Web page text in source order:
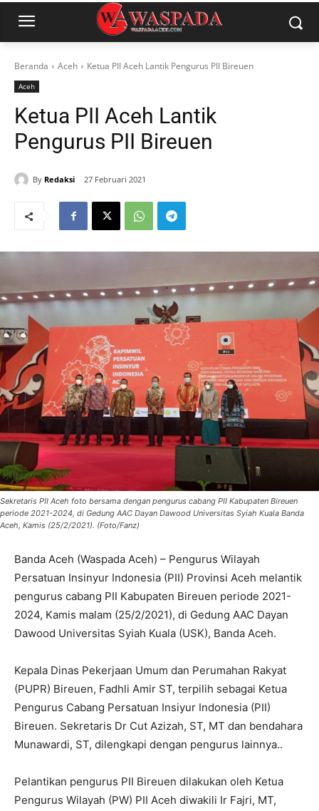
Beranda Aceh Ketua PII Aceh Lantik Pengurus PII Bireuen
Aceh
Ketua PII Aceh Lantik
Pengurus PII Bireuen
By Redaksi 27 Februari 2021
Sekretaris PII Aceh foto bersama dengan pengurus cabang PII Kabupaten Bireuen
periode 2021-2024, di Gedung AAC Dayan Dawood Universitas Syiah Kuala Banda
Aceh, Kamis (25/2/2021). (Foto/Fanz)
Banda Aceh (Waspada Aceh) – Pengurus Wilayah
Persatuan Insinyur Indonesia (PII) Provinsi Aceh melantik
pengurus cabang PII Kabupaten Bireuen periode 2021-
2024, Kamis malam (25/2/2021), di Gedung AAC Dayan
Dawood Universitas Syiah Kuala (USK), Banda Aceh.
Kepala Dinas Pekerjaan Umum dan Perumahan Rakyat
(PUPR) Bireuen, Fadhli Amir ST, terpilih sebagai Ketua
Pengurus Cabang Persatuan Insiyur Indonesia (PII)
Bireuen. Sekretaris Dr Cut Azizah, ST, MT dan bendahara
Munawardi, ST, dilengkapi dengan pengurus lainnya..
Pelantikan pengurus PII Bireuen dilakukan oleh Ketua
Pengurus Wilayah (PW) PII Aceh diwakili Ir Fajri, MT,